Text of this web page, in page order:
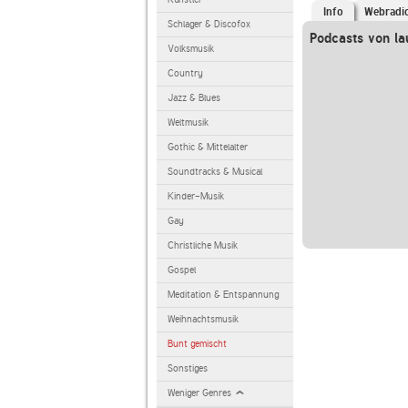
Schlager & Discofox
Volksmusik
Country
Jazz & Blues
Weltmusik
Gothic & Mittelalter
Soundtracks & Musical
Kinder-Musik
Gay
Christliche Musik
Gospel
Meditation & Entspannung
Weihnachtsmusik
Bunt gemischt
Sonstiges
Weniger Genres
Info
Podcasts von